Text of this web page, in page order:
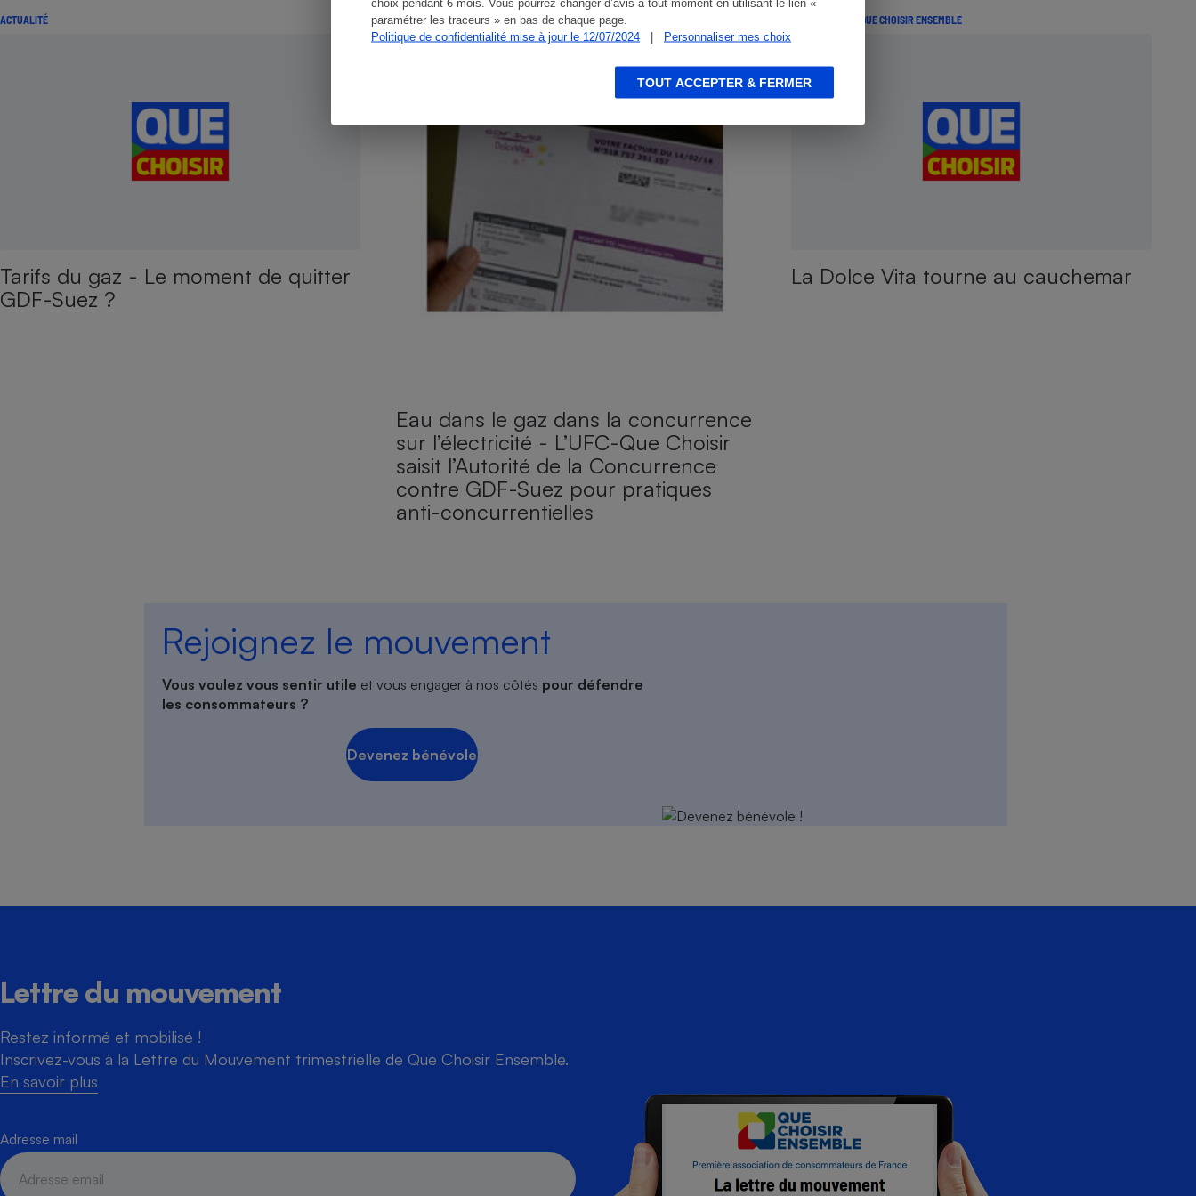
choix pendant 6 mois. Vous pourrez changer d’avis à tout moment en utilisant le lien «
paramétrer les traceurs » en bas de chaque page.
Politique de confidentialité mise à jour le 12/07/2024
| Personnaliser mes choix
TOUT ACCEPTER & FERMER
ACTUALITÉ
Tarifs du gaz - Le moment de quitter
GDF-Suez ?
ACTION QUE CHOISIR ENSEMBLE
Eau dans le gaz dans la concurrence
sur l’électricité - L’UFC-Que Choisir
saisit l’Autorité de la Concurrence
contre GDF-Suez pour pratiques
anti-concurrentielles
ACTION LOCALE QUE CHOISIR ENSEMBLE
La Dolce Vita tourne au cauchemar
Rejoignez le mouvement
Vous voulez vous sentir utile et vous engager à nos côtés pour défendre
les consommateurs ?
Devenez bénévole
Lettre du mouvement
Restez informé et mobilisé !
Inscrivez-vous à la Lettre du Mouvement trimestrielle de Que Choisir Ensemble.
En savoir plus
Adresse mail